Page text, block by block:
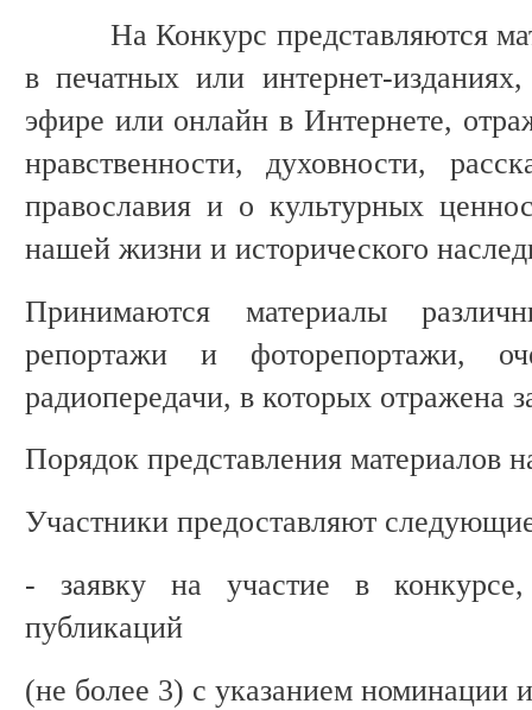
На Конкурс представляются
в печатных или интернет-
эфире или онлайн в Интернете,
нравственности, духовности,
православия и о культурных
нашей жизни и исторического
Принимаются материалы
репортажи и фоторепортажи,
радиопередачи, в которых отражена
Порядок представления материалов
Участники предоставляют
- заявку на участие в
публикаций
(не более 3) с указанием номинации